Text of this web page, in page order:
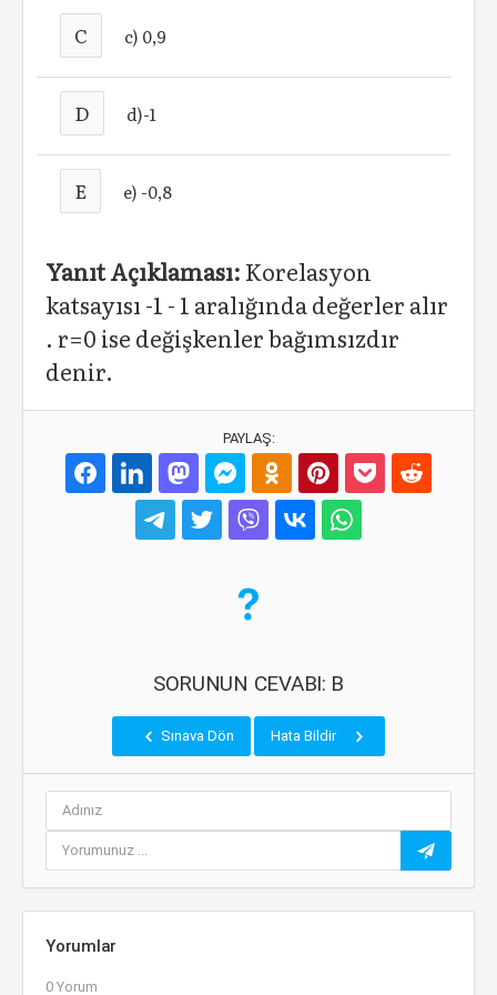
C c) 0,9
D d)-1
E e) -0,8
Yanıt Açıklaması: Korelasyon
katsayısı -1 - 1 aralığında değerler alır
. r=0 ise değişkenler bağımsızdır
denir.
PAYLAŞ:
SORUNUN CEVABI: B
Sınava Dön Hata Bildir
Yorumlar
0 Yorum